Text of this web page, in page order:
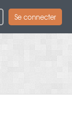
Se connecter